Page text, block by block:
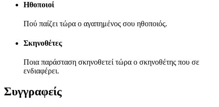
Ηθοποιοί
Πού παίζει τώρα ο αγαπημένος σου ηθοποιός.
Σκηνοθέτες
Ποια παράσταση σκηνοθετεί τώρα ο σκηνοθέτης που σε
ενδιαφέρει.
Συγγραφείς